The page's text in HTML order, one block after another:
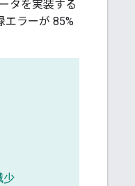
タを実装する
エラーが 85%
少